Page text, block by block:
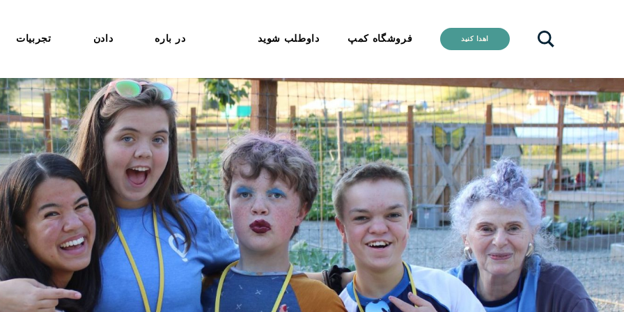
تجربیات دادن در باره داوطلب شوید فروشگاه کمپ اهدا کنید